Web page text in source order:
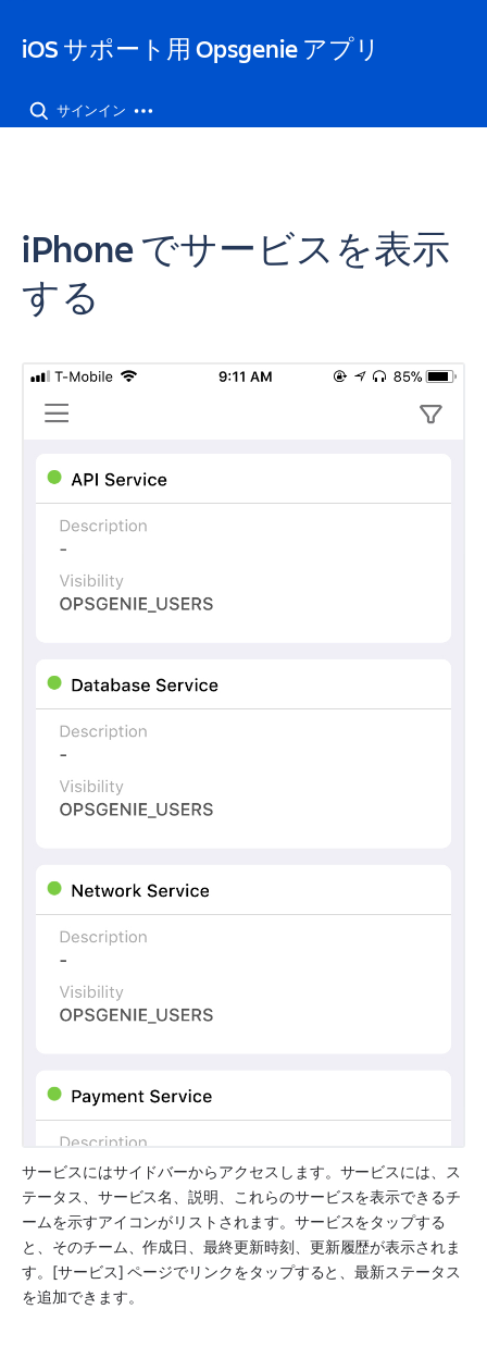
iOS サポート用 Opsgenie アプリ
サインイン
iPhone でサービスを表示
する
サービスにはサイドバーからアクセスします。サービスには、ス
テータス、サービス名、説明、これらのサービスを表示できるチ
ームを示すアイコンがリストされます。サービスをタップする
と、そのチーム、作成日、最終更新時刻、更新履歴が表示されま
す。[サービス] ページでリンクをタップすると、最新ステータス
を追加できます。